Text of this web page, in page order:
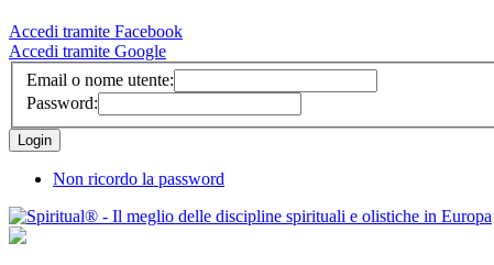
Accedi tramite Facebook
Accedi tramite Google
Email o nome utente:
Password:
Non ricordo la password